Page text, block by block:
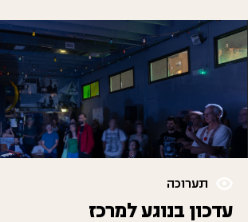
תערוכה
עדכון בנוגע למרכז